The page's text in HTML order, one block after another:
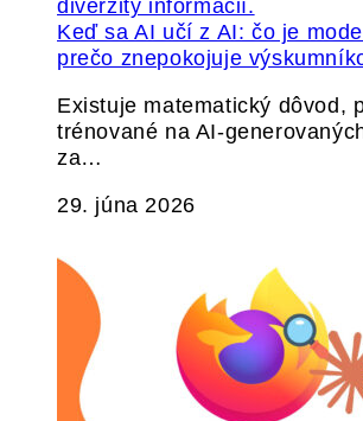
Keď sa AI učí z AI: čo je
prečo znepokojuje
Existuje matematický dôvod,
trénované na AI-
za…
29. júna 2026